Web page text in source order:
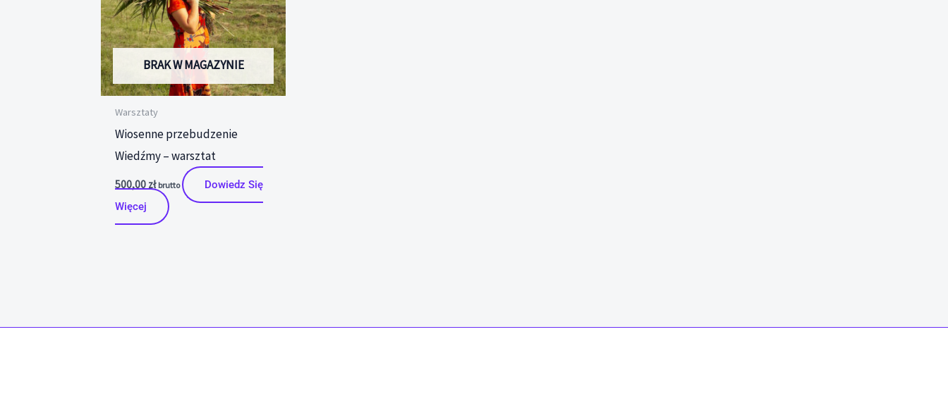
BRAK W MAGAZYNIE
Warsztaty
Wiosenne przebudzenie
Wiedźmy – warsztat
500,00 zł brutto
Dowiedz Się
Więcej